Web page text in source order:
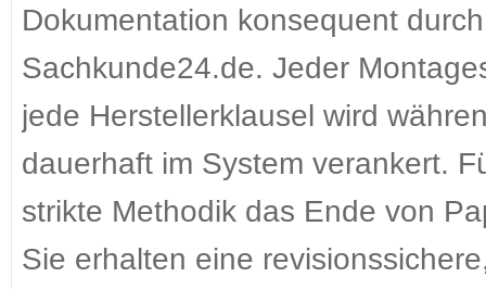
Dokumentation konsequent
Sachkunde24.de. Jeder
jede Herstellerklausel wird
dauerhaft im System verankert.
strikte Methodik das Ende von
Sie erhalten eine